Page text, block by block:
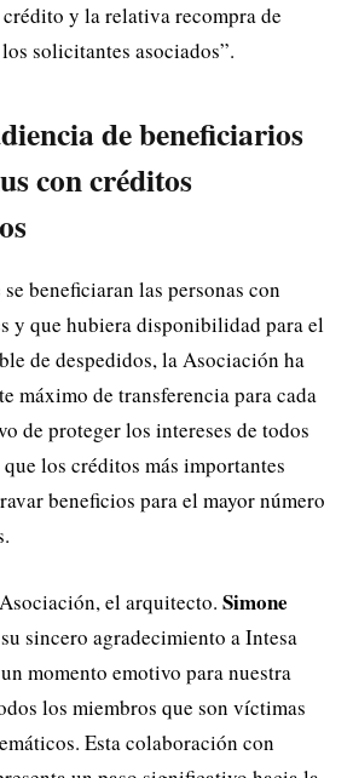
y la relativa recompra de
solicitantes asociados”.
de beneficiarios
con créditos
beneficiaran las personas con
y que hubiera disponibilidad para el
de despedidos, la Asociación ha
máximo de transferencia para cada
de proteger los intereses de todos
los créditos más importantes
beneficios para el mayor número
el arquitecto. Simone
sincero agradecimiento a Intesa
momento emotivo para nuestra
los miembros que son víctimas
Esta colaboración con